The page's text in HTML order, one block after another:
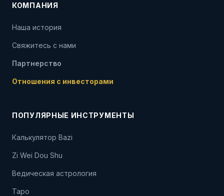
КОМПАНИЯ
Наша история
Свяжитесь с нами
Партнерство
Отношения с инвесторами
ПОПУЛЯРНЫЕ ИНСТРУМЕНТЫ
Калькулятор Bazi
Zi Wei Dou Shu
Ведическая астрология
Таро